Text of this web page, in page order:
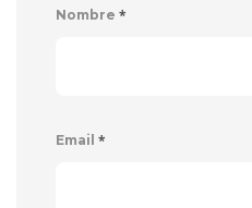
Nombre *
Email *